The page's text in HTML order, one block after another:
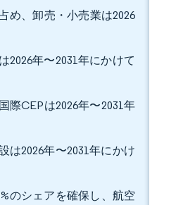
め、卸売・小売業は2026
2026年〜2031年にかけて
際CEPは2026年〜2031年
は2026年〜2031年にかけ
のシェアを確保し、航空